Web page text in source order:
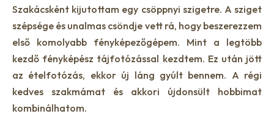
Szakácsként kijutottam egy csöppnyi szigetre. A sziget
szépsége és unalmas csöndje vett rá, hogy beszerezzem
első komolyabb fényképezőgépem. Mint a legtöbb
kezdő fényképész tájfotózással kezdtem. Ez után jött
az ételfotózás, ekkor új láng gyúlt bennem. A régi
kedves szakmámat és akkori újdonsült hobbimat
kombinálhatom.